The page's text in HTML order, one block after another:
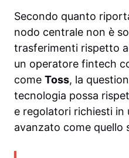
Secondo quanto
nodo centrale non è
trasferimenti rispetto
un operatore fintech
come Toss, la
tecnologia possa
e regolatori richiesti in
avanzato come quello